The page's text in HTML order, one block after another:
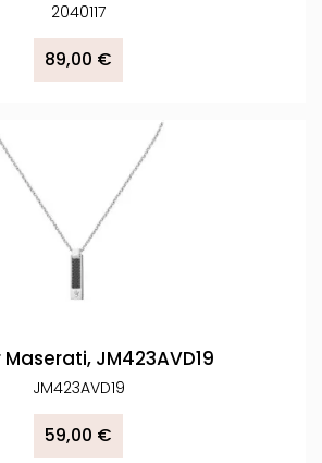
2040117
89,00 €
JM423AVD19
JM423AVD19
59,00 €